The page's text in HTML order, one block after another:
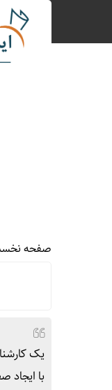
ایران؛ شریک
صفحه
با